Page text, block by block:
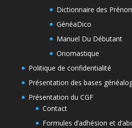
Dictionnaire des
GénéaDico
Manuel Du Débutant
Onomastique
Politique de confidentialité
Présentation des bases
Présentation du CGF
Contact
Formules d’adhésion et